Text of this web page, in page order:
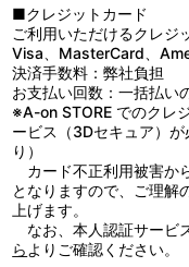
●高温多湿、直射日光の
●商品に記載の取扱方法
■クレジットカード
ご利用いただけるクレジ
Visa、MasterCard、
決済手数料：弊社負担
お支払い回数：一括払い
※A-on STORE でのクレ
ービス（3Dセキュア）
り）
カード不正利用被害か
となりますので、ご理解
上げます。
なお、本人認証サービ
ら よりご確認ください。